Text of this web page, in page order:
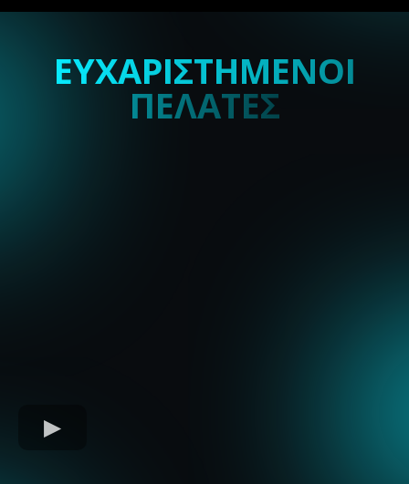
ΕΥΧΑΡΙΣΤΗΜΕΝΟΙ
ΠΕΛΑΤΕΣ